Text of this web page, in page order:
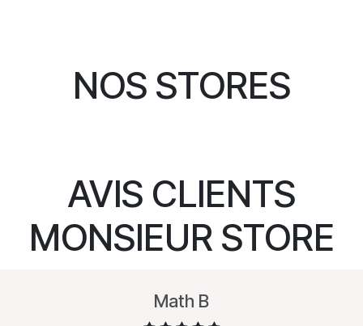
NOS STORES
AVIS CLIENTS
MONSIEUR STORE
Math B